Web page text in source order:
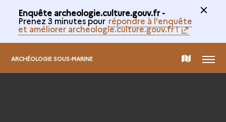
Enquête archeologie.culture.gouv.fr -
Prenez 3 minutes pour répondre à l'enquête
et améliorer archeologie.culture.gouv.fr !
ARCHÉOLOGIE SOUS-MARINE CARTE MENU